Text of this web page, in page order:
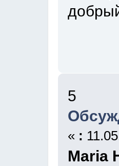
5
« :
Maria